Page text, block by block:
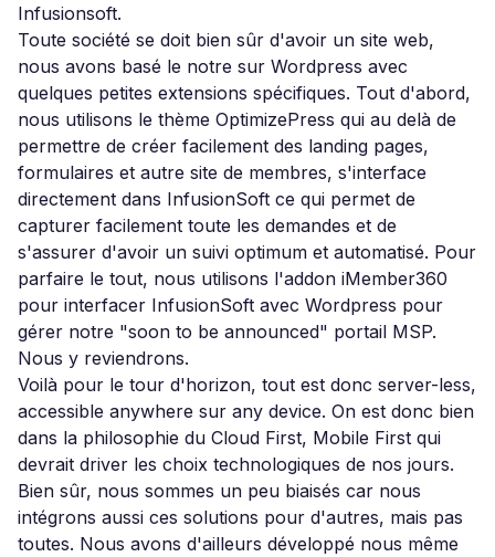
Infusionsoft.
Toute société se doit bien sûr d'avoir un site web,
nous avons basé le notre sur Wordpress avec
quelques petites extensions spécifiques. Tout d'abord,
nous utilisons le thème OptimizePress qui au delà de
permettre de créer facilement des landing pages,
formulaires et autre site de membres, s'interface
directement dans InfusionSoft ce qui permet de
capturer facilement toute les demandes et de
s'assurer d'avoir un suivi optimum et automatisé. Pour
parfaire le tout, nous utilisons l'addon iMember360
pour interfacer InfusionSoft avec Wordpress pour
gérer notre "soon to be announced" portail MSP.
Nous y reviendrons.
Voilà pour le tour d'horizon, tout est donc server-less,
accessible anywhere sur any device. On est donc bien
dans la philosophie du Cloud First, Mobile First qui
devrait driver les choix technologiques de nos jours.
Bien sûr, nous sommes un peu biaisés car nous
intégrons aussi ces solutions pour d'autres, mais pas
toutes. Nous avons d'ailleurs développé nous même